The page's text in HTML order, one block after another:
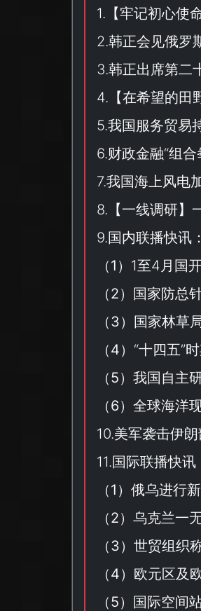
1.【牢记初心使
2.韩正会见俄罗
3.韩正出席第二
4.【在希望的田
5.我国服务贸易
6.财政金融“组合
7.我国海上风电
8.【一线调研】
9.国内联播快讯：
（1 ）1至4月国
（2）国家防总
（3）国家林草
（4）“十四五”
（5）我国自主
（6）全球海洋
10.美军袭击伊
11.国际联播快讯
（1 ）俄乌进行
（2）乌克兰一
（3）世贸组织
（4）欧元区及
（5）国际空间